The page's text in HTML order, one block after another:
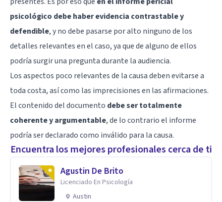
psicológico debe haber evidencia contrastable y
defendible, y no debe pasarse por alto ninguno de los
detalles relevantes en el caso, ya que de alguno de ellos
podría surgir una pregunta durante la audiencia.
Los aspectos poco relevantes de la causa deben evitarse a
toda costa, así como las imprecisiones en las afirmaciones.
El contenido del documento debe ser totalmente
coherente y argumentable, de lo contrario el informe
podría ser declarado como inválido para la causa.
Encuentra los mejores profesionales cerca de ti
Agustin De Brito
Licenciado En Psicología
Austin